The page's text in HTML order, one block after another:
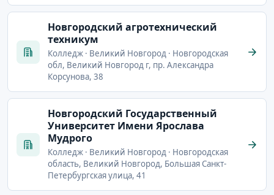
Новгородский агротехнический
техникум
Колледж · Великий Новгород · Новгородская
обл, Великий Новгород г, пр. Александра
Корсунова, 38
Новгородский Государственный
Университет Имени Ярослава
Мудрого
Колледж · Великий Новгород · Новгородская
область, Великий Новгород, Большая Санкт-
Петербургская улица, 41